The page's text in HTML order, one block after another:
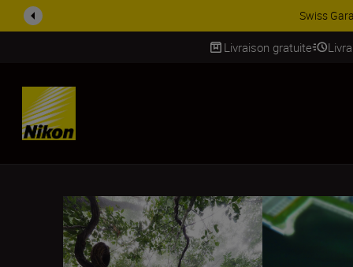
ACCESSOIRES EN
Livraison gratuite
SKIP